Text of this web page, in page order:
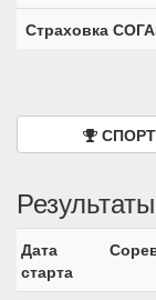
Страховка
Результаты
Дата
старта